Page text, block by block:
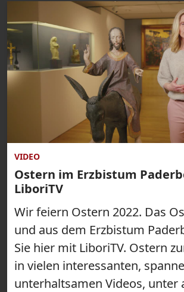
VIDEO
Ostern im Erzbistum
LiboriTV
Wir feiern Ostern 2022. Das
und aus dem Erzbistum
Sie hier mit LiboriTV. Ostern
in vielen interessanten,
unterhaltsamen Videos, unter